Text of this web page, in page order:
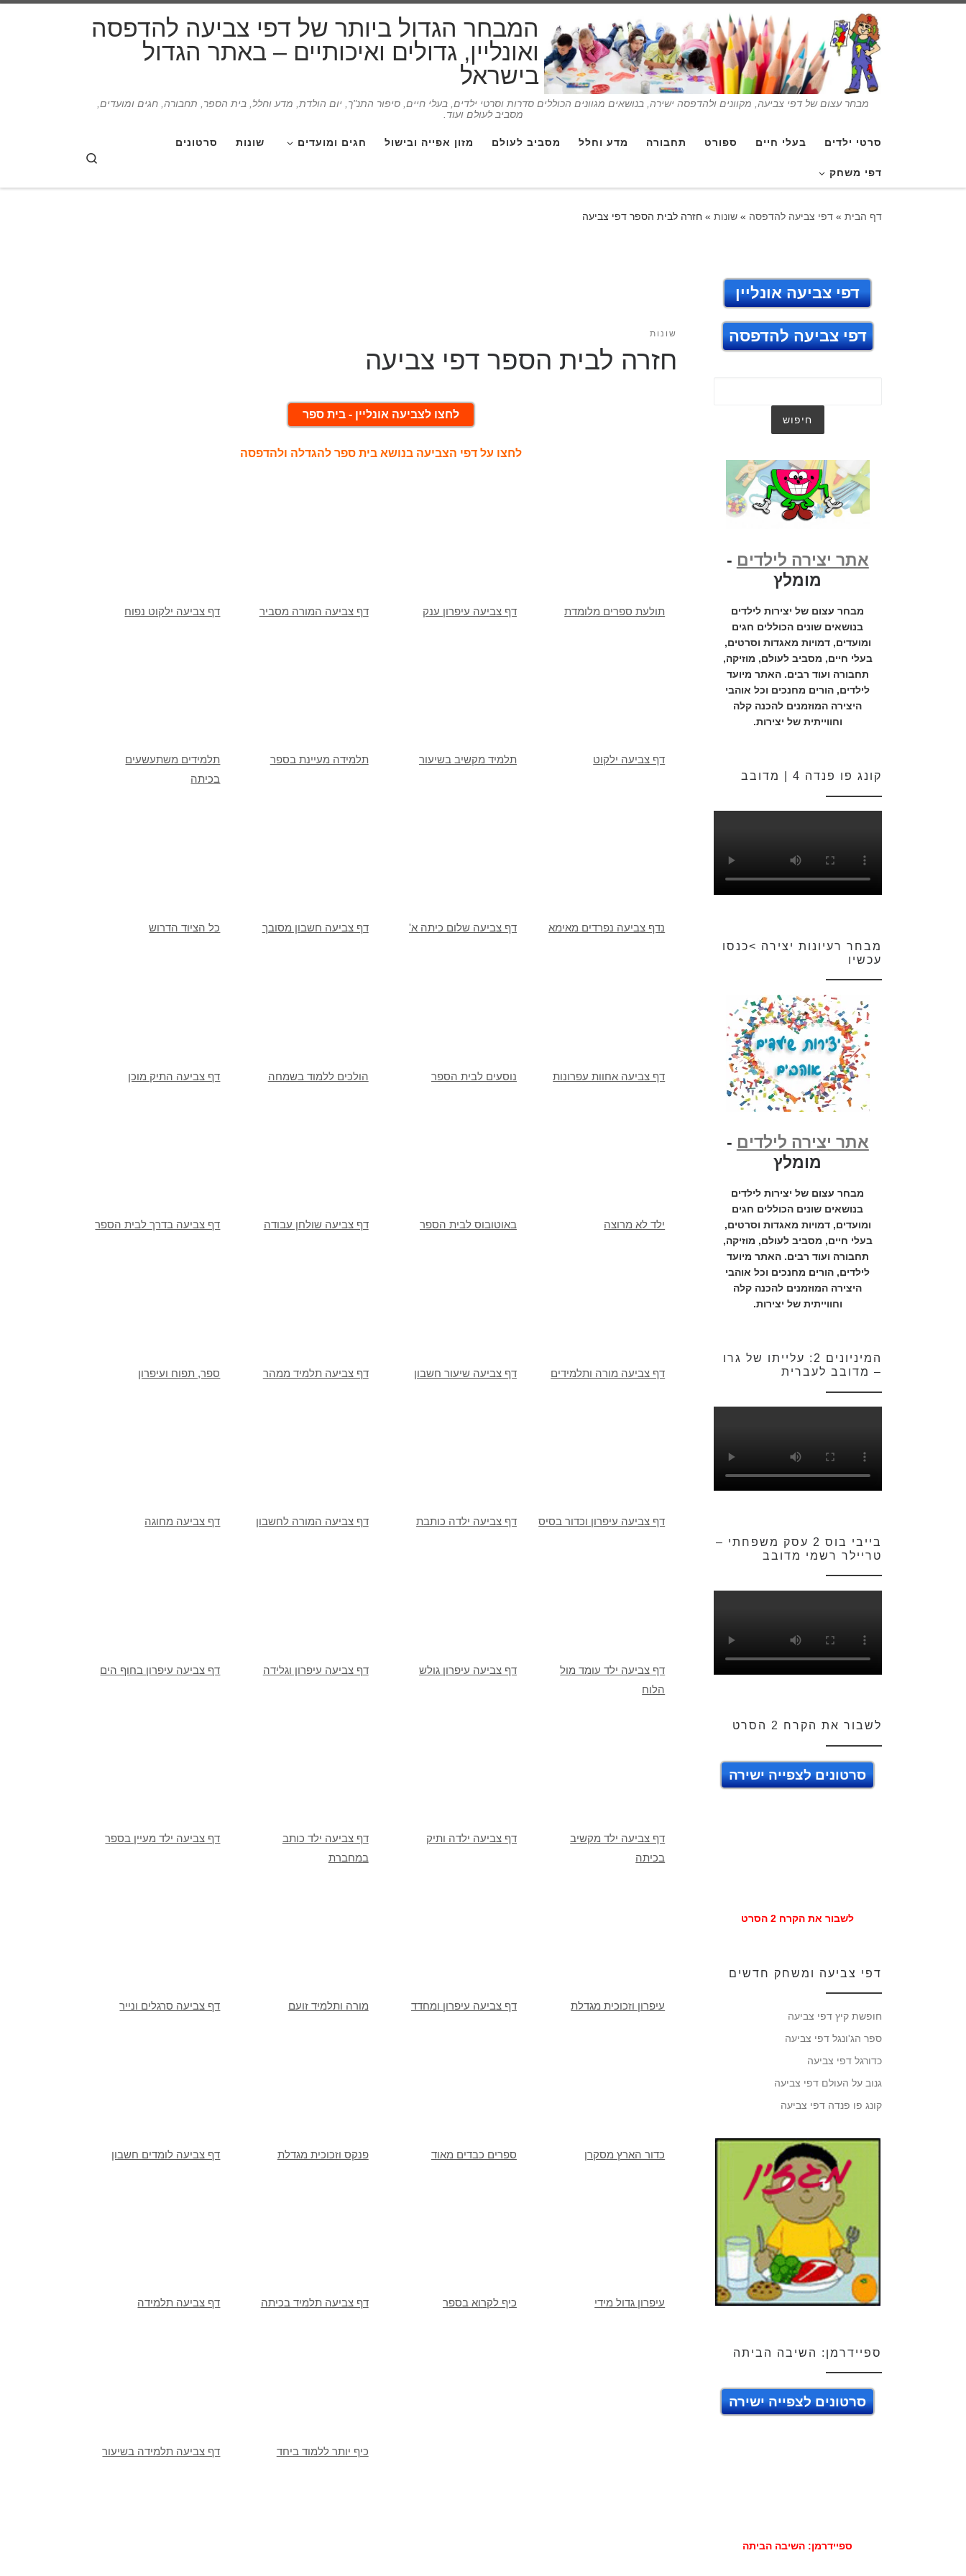
המבחר הגדול ביותר של דפי צביעה להדפסה
ואונליין, גדולים ואיכותיים – באתר הגדול
בישראל
מבחר עצום של דפי צביעה, מקוונים ולהדפסה ישירה, בנושאים מגוונים הכוללים סדרות וסרטי ילדים, בעלי חיים, סיפור התנ"ך, יום הולדת, מדע וחלל, בית הספר, תחבורה, חגים ומועדים,
מסביב לעולם ועוד.
סרטי ילדים בעלי חיים ספורט תחבורה מדע וחלל מסביב לעולם מזון אפייה ובישול חגים ומועדים שונות סרטונים
דפי משחק
דף הבית » דפי צביעה להדפסה » שונות » חזרה לבית הספר דפי צביעה
שונות
חזרה לבית הספר דפי צביעה
לחצו לצביעה אונליין - בית ספר
לחצו על דפי הצביעה בנושא בית ספר להגדלה ולהדפסה
דף צביעה ילקוט נפוח דף צביעה המורה מסביר דף צביעה עיפרון ענק תולעת ספרים מלומדת
תלמידים משתעשעים
בכיתה
תלמידה מעיינת בספר תלמיד מקשיב בשיעור דף צביעה ילקוט
כל הציוד הדרוש דף צביעה חשבון מסובך דף צביעה שלום כיתה א' נדף צביעה נפרדים מאימא
דף צביעה התיק מוכן הולכים ללמוד בשמחה נוסעים לבית הספר דף צביעה אחוות עפרונות
דף צביעה בדרך לבית הספר דף צביעה שולחן עבודה באוטובוס לבית הספר ילד לא מרוצה
ספר, תפוח ועיפרון דף צביעה תלמיד ממהר דף צביעה שיעור חשבון דף צביעה מורה ותלמידים
דף צביעה מחוגה דף צביעה המורה לחשבון דף צביעה ילדה כותבת דף צביעה עיפרון וכדור בסיס
דף צביעה עיפרון בחוף הים דף צביעה עיפרון וגלידה דף צביעה עיפרון גולש
דף צביעה ילד עומד מול
הלוח
דף צביעה ילד מעיין בספר
דף צביעה ילד כותב
במחברת
דף צביעה ילדה ותיק
דף צביעה ילד מקשיב
בכיתה
דף צביעה סרגלים ונייר מורה ותלמיד זועם דף צביעה עיפרון ומחדד עיפרון וזכוכית מגדלת
דף צביעה לומדים חשבון פנקס וזכוכית מגדלת ספרים כבדים מאוד כדור הארץ מסקרן
דף צביעה תלמידה דף צביעה תלמיד בכיתה כיף לקרוא בספר עיפרון גדול מידי
דף צביעה תלמידה בשיעור כיף יותר ללמוד ביחד
דפי צביעה אונליין
דפי צביעה להדפסה
אתר יצירה לילדים -
מומלץ
מבחר עצום של יצירות לילדים
בנושאים שונים הכוללים חגים
ומועדים, דמויות מאגדות וסרטים,
בעלי חיים, מסביב לעולם, מוזיקה,
תחבורה ועוד רבים. האתר מיועד
לילדים, הורים מחנכים וכל אוהבי
היצירה המוזמנים להכנה קלה
וחווייתית של יצירות.
קונג פו פנדה 4 | מדובב
מבחר רעיונות יצירה >כנסו
עכשיו
אתר יצירה לילדים -
מומלץ
מבחר עצום של יצירות לילדים
בנושאים שונים הכוללים חגים
ומועדים, דמויות מאגדות וסרטים,
בעלי חיים, מסביב לעולם, מוזיקה,
תחבורה ועוד רבים. האתר מיועד
לילדים, הורים מחנכים וכל אוהבי
היצירה המוזמנים להכנה קלה
וחווייתית של יצירות.
המיניונים 2: עלייתו של גרו
– מדובב לעברית
בייבי בוס 2 עסק משפחתי –
טריילר רשמי מדובב
לשבור את הקרח 2 הסרט
סרטונים לצפייה ישירה
לשבור את הקרח 2 הסרט
דפי צביעה ומשחק חדשים
חופשת קיץ דפי צביעה
ספר הג'ונגל דפי צביעה
כדורגל דפי צביעה
גנוב על העולם דפי צביעה
קונג פו פנדה דפי צביעה
ספיידרמן: השיבה הביתה
סרטונים לצפייה ישירה
ספיידרמן: השיבה הביתה